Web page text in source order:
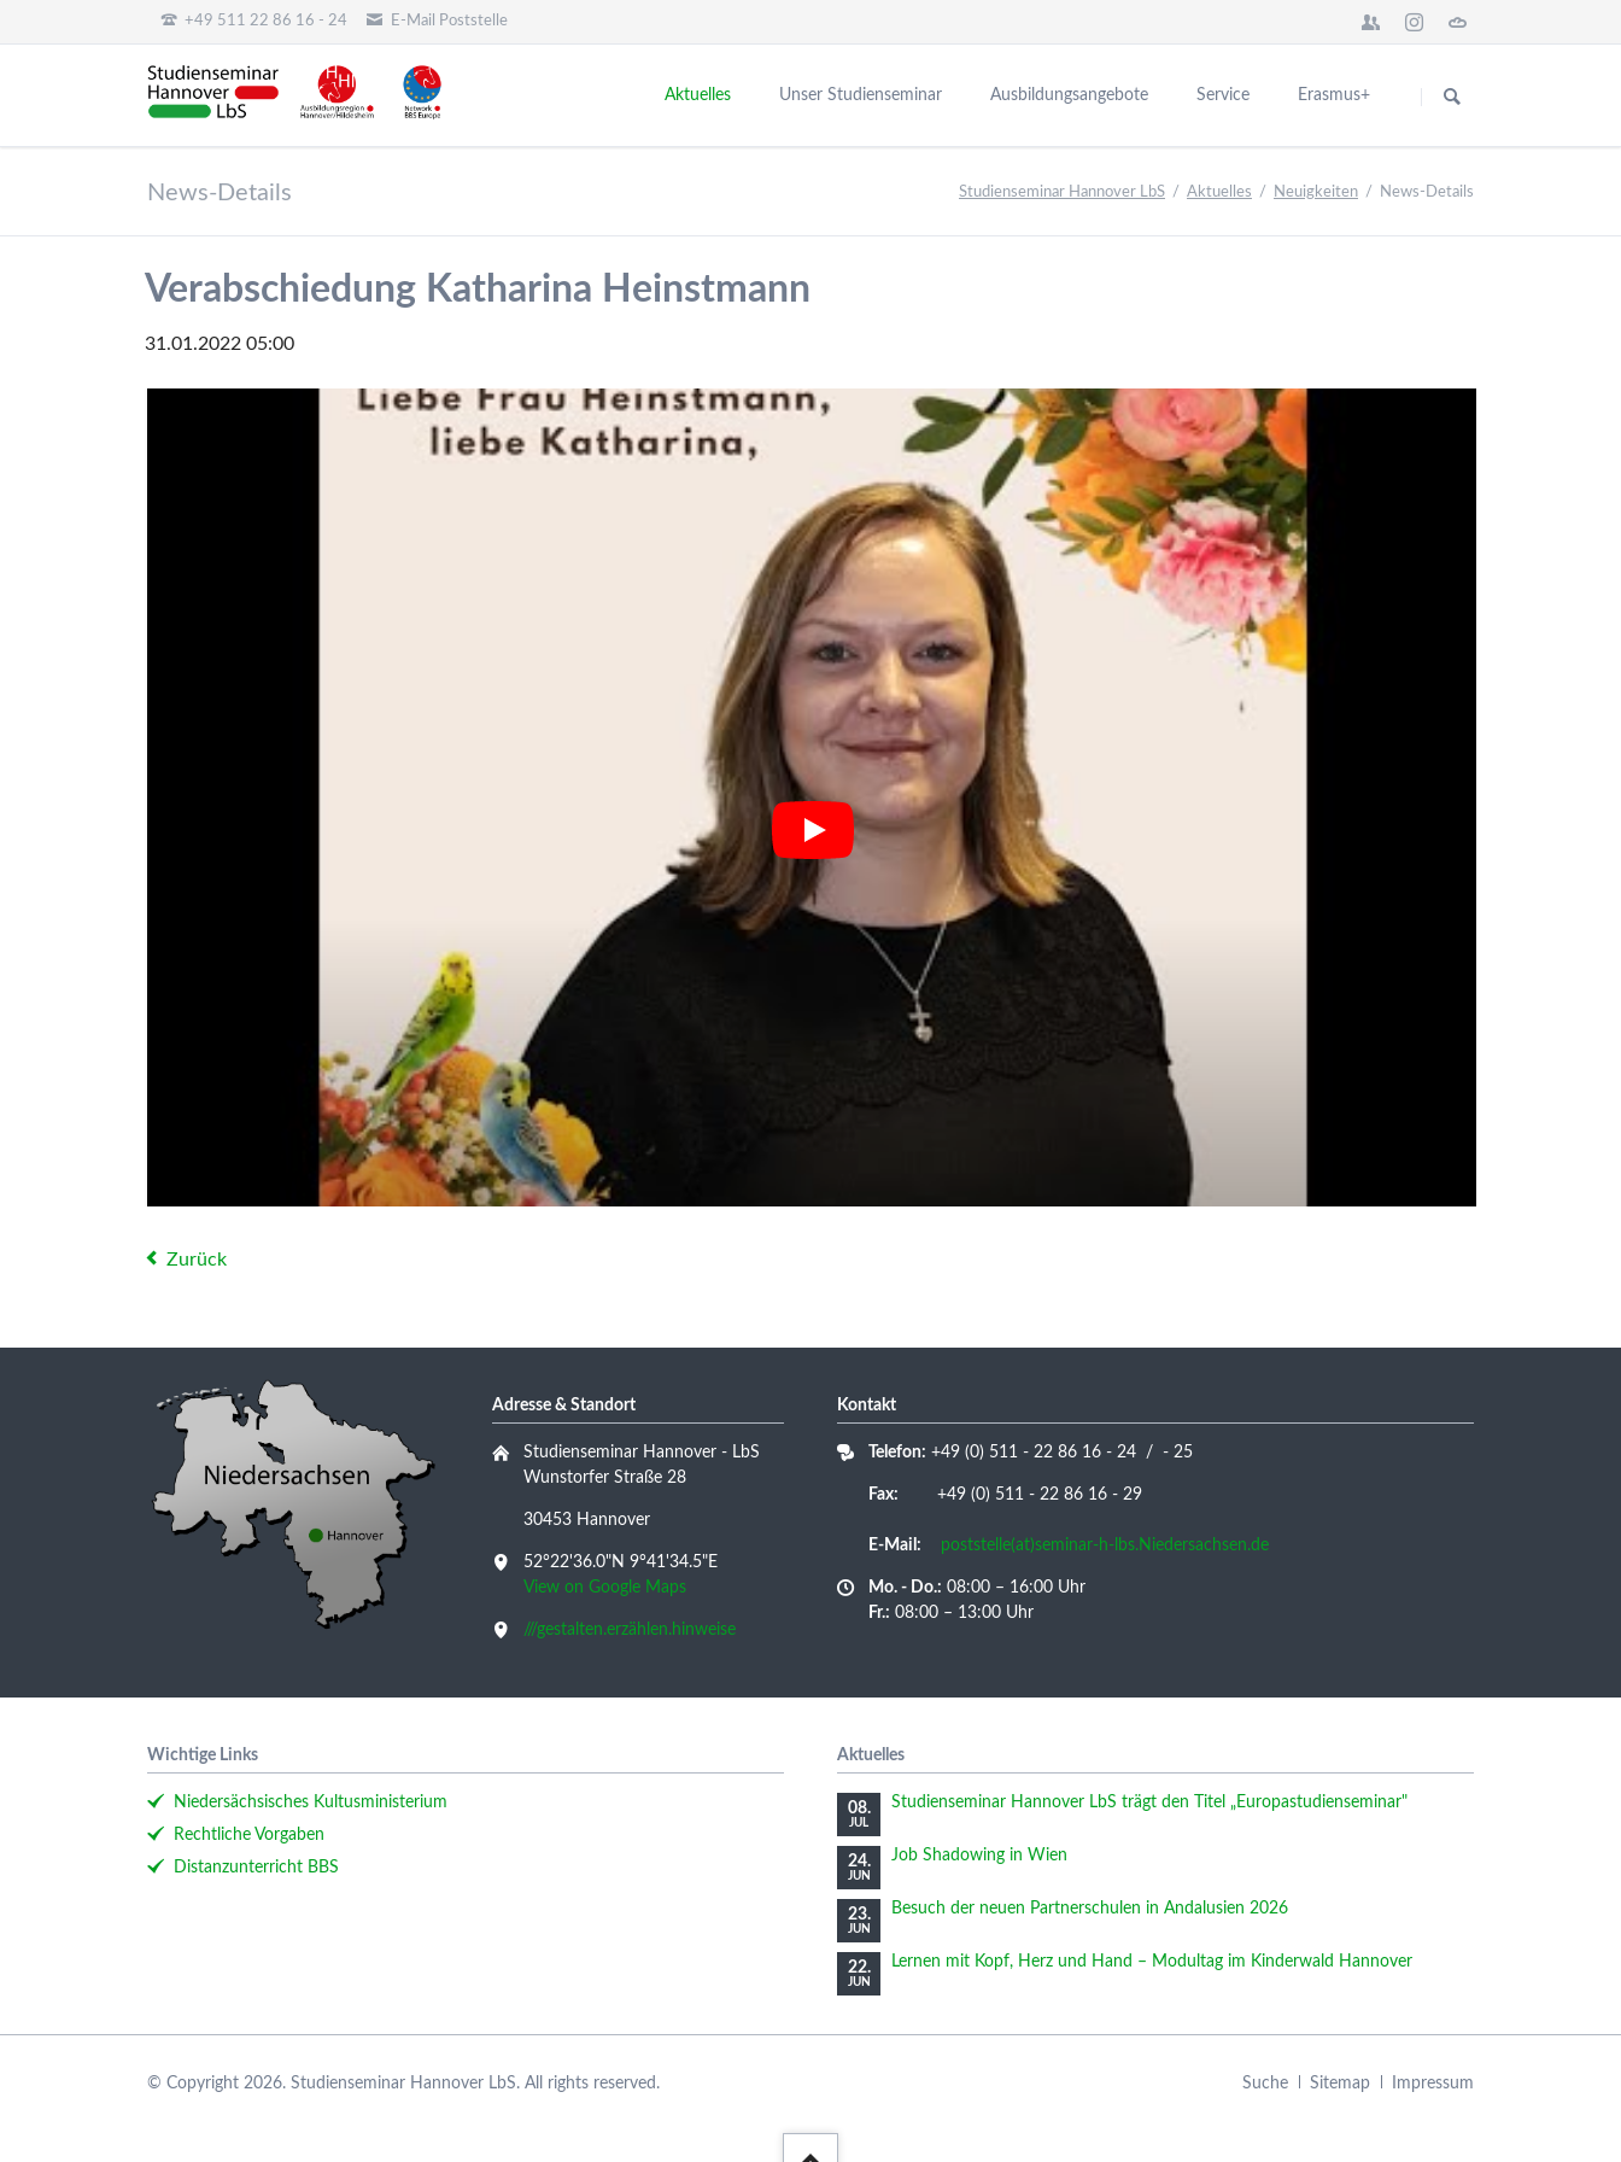
+49 511 22 86 16 - 24 E-Mail Poststelle
überspringen
Aktuelles Unser Studienseminar
Bibliothek
Förderverein
Ausbildungsangebote
Seminarzeiten
Zusatzqualifikationen
Service
für Ausbildungsschulen
Erasmus+
Network BBS Europe
Introduction City and College
News-Details Studienseminar Hannover LbS Aktuelles Neuigkeiten News-Details
Verabschiedung Katharina Heinstmann
31.01.2022 05:00
Zurück
Adresse & Standort
Studienseminar Hannover - LbS
Wunstorfer Straße 28
30453 Hannover
52°22'36.0"N 9°41'34.5"E
View on Google Maps
///gestalten.erzählen.hinweise
Kontakt
Telefon: +49 (0) 511 - 22 86 16 - 24 / - 25
Fax: +49 (0) 511 - 22 86 16 - 29
E-Mail: poststelle(at)seminar-h-lbs.Niedersachsen.de
Mo. - Do.: 08:00 – 16:00 Uhr
Fr.: 08:00 – 13:00 Uhr
Wichtige Links
Niedersächsisches Kultusministerium
Rechtliche Vorgaben
Distanzunterricht BBS
Aktuelles
08.
JUL
Studienseminar Hannover LbS trägt den Titel „Europastudienseminar"
24.
JUN
Job Shadowing in Wien
23.
JUN
Besuch der neuen Partnerschulen in Andalusien 2026
22.
JUN
Lernen mit Kopf, Herz und Hand – Modultag im Kinderwald Hannover
© Copyright 2026. Studienseminar Hannover LbS. All rights reserved.
Navigation
Suche Sitemap Impressum